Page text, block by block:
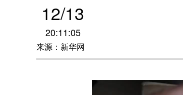
12/13
20:11:05
来源：新华网